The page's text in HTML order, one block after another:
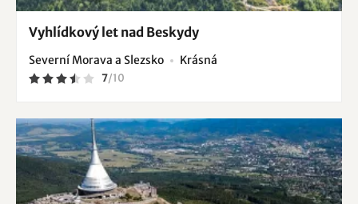
Vyhlídkový let nad Beskydy
Severní Morava a Slezsko Krásná
7/10